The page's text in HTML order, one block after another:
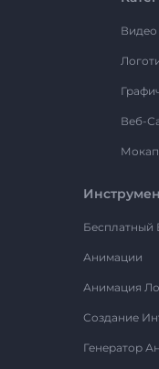
Видео
Веб-
Мокап
Бесплатный
Анимации
Анимация
Создание
Генератор